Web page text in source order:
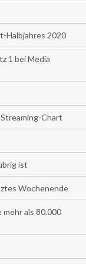
Halbjahres 2020
1 bei Media
Chart
ist
Wochenende
als 80.000